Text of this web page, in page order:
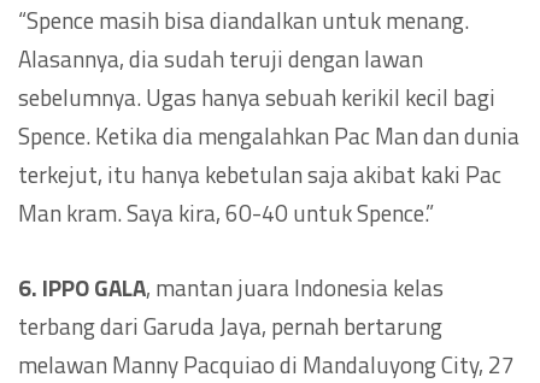
“Spence masih bisa diandalkan untuk menang.
Alasannya, dia sudah teruji dengan lawan
sebelumnya. Ugas hanya sebuah kerikil kecil bagi
Spence. Ketika dia mengalahkan Pac Man dan dunia
terkejut, itu hanya kebetulan saja akibat kaki Pac
Man kram. Saya kira, 60-40 untuk Spence.”
6. IPPO GALA, mantan juara Indonesia kelas
terbang dari Garuda Jaya, pernah bertarung
melawan Manny Pacquiao di Mandaluyong City, 27